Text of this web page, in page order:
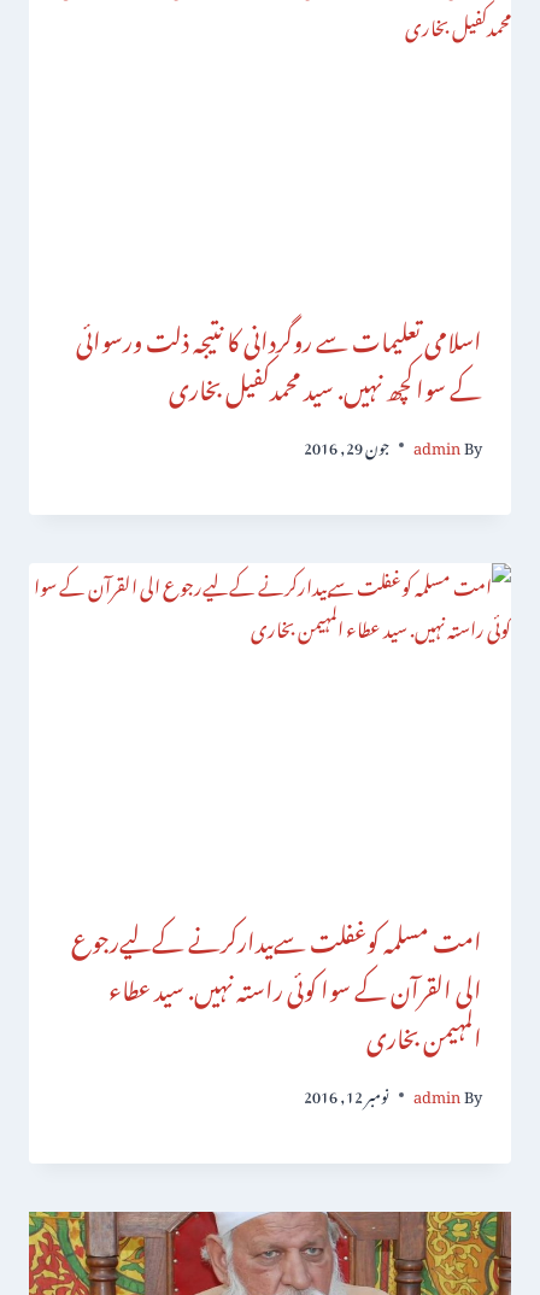
اسلامی تعلیمات سے روگردانی کا نتیجہ ذلت ورسوائی
کے سواکچھ نہیں. سید محمدکفیل بخاری
By
admin جون 29, 2016
امت مسلمہ کوغفلت سےبیدارکرنے کےلیےرجوع
الی القرآن کے سوا کوئی راستہ نہیں. سید عطاء
المہیمن بخاری
By
admin نومبر 12, 2016